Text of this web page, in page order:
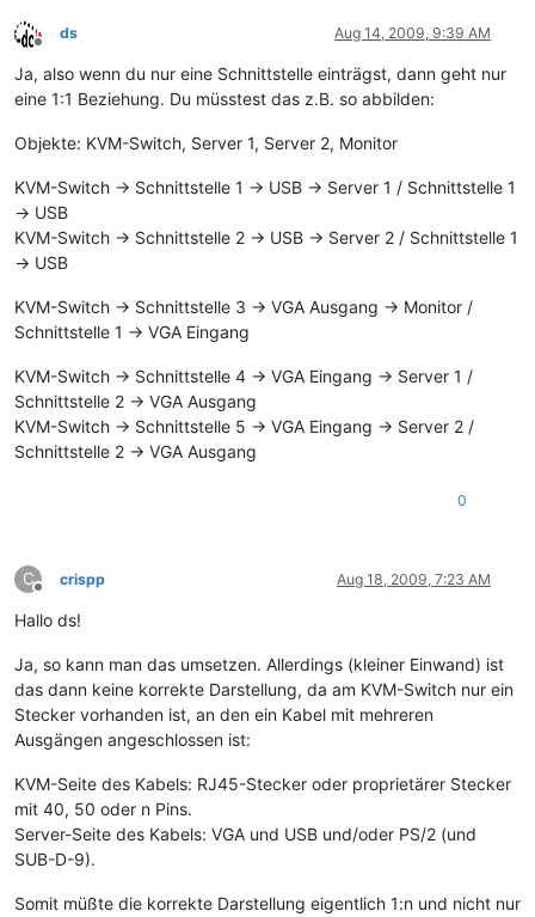
Offline
ds Aug 14, 2009, 9:39 AM
Ja, also wenn du nur eine Schnittstelle einträgst, dann geht nur
eine 1:1 Beziehung. Du müsstest das z.B. so abbilden:
Objekte: KVM-Switch, Server 1, Server 2, Monitor
KVM-Switch -> Schnittstelle 1 -> USB -> Server 1 / Schnittstelle 1
-> USB
KVM-Switch -> Schnittstelle 2 -> USB -> Server 2 / Schnittstelle 1
-> USB
KVM-Switch -> Schnittstelle 3 -> VGA Ausgang -> Monitor /
Schnittstelle 1 -> VGA Eingang
KVM-Switch -> Schnittstelle 4 -> VGA Eingang -> Server 1 /
Schnittstelle 2 -> VGA Ausgang
KVM-Switch -> Schnittstelle 5 -> VGA Eingang -> Server 2 /
Schnittstelle 2 -> VGA Ausgang
0
C
Offline
crispp Aug 18, 2009, 7:23 AM
Hallo ds!
Ja, so kann man das umsetzen. Allerdings (kleiner Einwand) ist
das dann keine korrekte Darstellung, da am KVM-Switch nur ein
Stecker vorhanden ist, an den ein Kabel mit mehreren
Ausgängen angeschlossen ist:
KVM-Seite des Kabels: RJ45-Stecker oder proprietärer Stecker
mit 40, 50 oder n Pins.
Server-Seite des Kabels: VGA und USB und/oder PS/2 (und
SUB-D-9).
Somit müßte die korrekte Darstellung eigentlich 1:n und nicht nur